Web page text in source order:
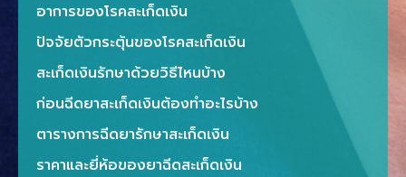
อาการของโรคสะเก็ดเงิน
ปัจจัยตัวกระตุ้นของโรคสะเก็ดเงิน
สะเก็ดเงินรักษาด้วยวิธีไหนบ้าง
ก่อนฉีดยาสะเก็ดเงินต้องทำอะไรบ้าง
ตารางการฉีดยารักษาสะเก็ดเงิน
ราคาและยี่ห้อของยาฉีดสะเก็ดเงิน